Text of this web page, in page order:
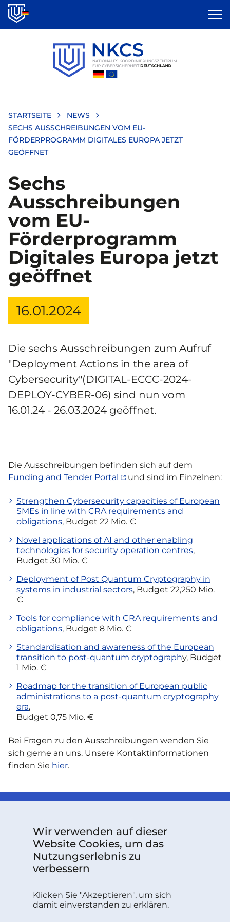
Direkt
zum
Inhalt
STARTSEITE
NEWS
SECHS AUSSCHREIBUNGEN VOM EU-
FÖRDERPROGRAMM DIGITALES EUROPA JETZT
GEÖFFNET
Sechs
Ausschreibungen
vom EU-
Förderprogramm
Digitales Europa jetzt
geöffnet
16.01.2024
Die sechs Ausschreibungen zum Aufruf
"Deployment Actions in the area of
Cybersecurity"(DIGITAL-ECCC-2024-
DEPLOY-CYBER-06) sind nun vom
16.01.24 - 26.03.2024 geöffnet.
Die Ausschreibungen befinden sich auf dem
Funding and Tender Portal
und sind im Einzelnen:
Strengthen Cybersecurity capacities of European
SMEs in line with CRA requirements and
obligations, Budget 22 Mio. €
Novel applications of AI and other enabling
technologies for security operation centres,
Budget 30 Mio. €
Deployment of Post Quantum Cryptography in
systems in industrial sectors, Budget 22,250 Mio.
€
Tools for compliance with CRA requirements and
obligations, Budget 8 Mio. €
Standardisation and awareness of the European
transition to post-quantum cryptography, Budget
1 Mio. €
Roadmap for the transition of European public
administrations to a post-quantum cryptography
era,
Budget 0,75 Mio. €
Bei Fragen zu den Ausschreibungen wenden Sie
sich gerne an uns. Unsere Kontaktinformationen
finden Sie hier.
Projekt wird vom Europäischen Kompetenzzentrum
für Cybersicherheit unterstützt.
Follow us:
Wir verwenden auf dieser
Website Cookies, um das
Nutzungserlebnis zu
verbessern
Klicken Sie "Akzeptieren", um sich
damit einverstanden zu erklären.